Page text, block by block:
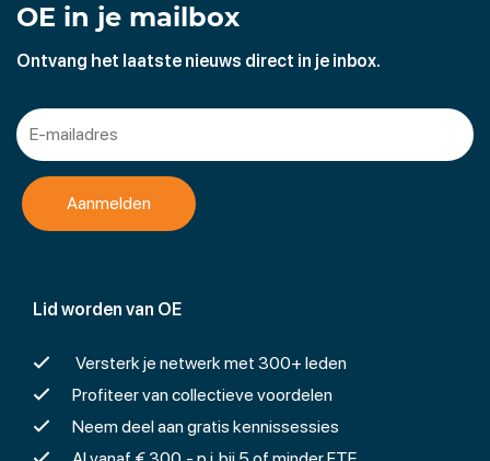
Lid worden van OE
Versterk je netwerk met 300+ leden
Profiteer van collectieve voordelen
Neem deel aan gratis kennissessies
OE in je mailbox
Ontvang het laatste nieuws direct in je inbox.